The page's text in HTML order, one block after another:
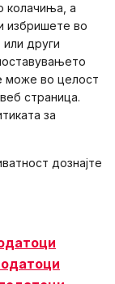
колачиња, а
избришете во
други
може во целост
страница.
за
дознајте